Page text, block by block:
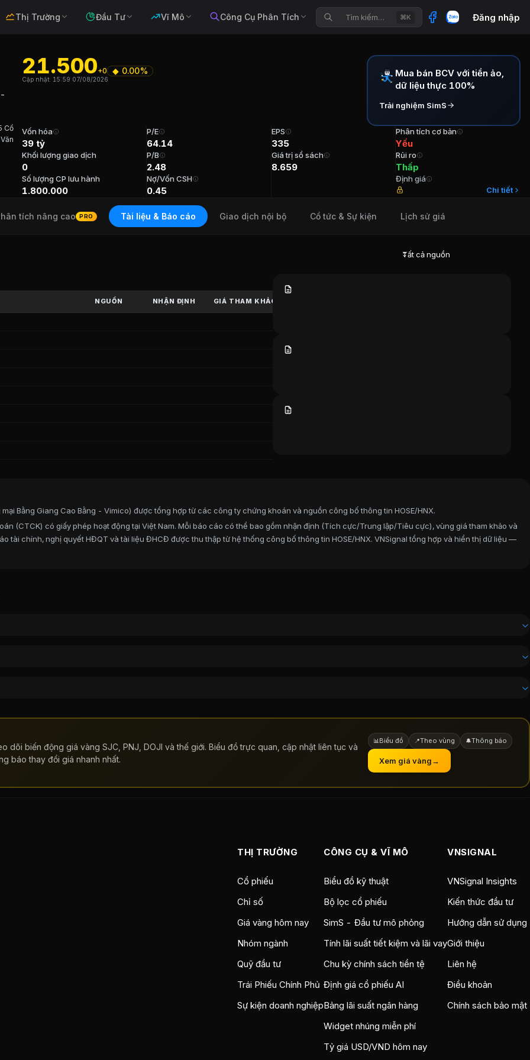
Thị Trường Đầu Tư Vĩ Mô Công Cụ Phân Tích Tìm kiếm… ⌘K Đăng nhập
Thương mại Bằng Giang Cao Bằng - Vimico
. Sàn:UPCOM
mại Bằng Giang Cao Bằng - Vimico
Viên Tuổi 45 Cổ phần 323,500 (17.97%) Năm bắt đầu 2020 TVHĐQT Ông Vương Văn Hường Tuổi 58 Cổ
mại Bằng Giang Cao Bằng - Vimico
: 51,31%
Cổ
21.500+0 ◆ 0.00%
Cập nhật: 15:59 07/08/2026
Mua bán BCV với tiền ảo,
dữ liệu thực 100%
Trải nghiệm SimS
Vốn hóa
39 tỷ
Khối lượng giao dịch
0
Số lượng CP lưu hành
1.800.000
P/E
64.14
P/B
2.48
Nợ/Vốn CSH
0.45
EPS
335
Giá trị sổ sách
8.659
Phân tích cơ bản
Yếu
Rủi ro
Thấp
Định giá
Chi tiết
tích nâng cao PRO Tài liệu & Báo cáo Giao dịch nội bộ Cổ tức & Sự kiện Lịch sử giá
Du lịch và Thương mại Bằng Giang Cao Bằng - Vimico) trên sàn UPCOM
NGUỒN NHẬN ĐỊNH GIÁ THAM KHẢO
Bằng Giang Cao Bằng - Vimico) được tổng hợp từ các công ty chứng khoán và nguồn công bố thông tin HOSE/HNX.
(CTCK) có giấy phép hoạt động tại Việt Nam. Mỗi báo cáo có thể bao gồm nhận định (Tích cực/Trung lập/Tiêu cực), vùng giá tham khảo và
tài chính, nghị quyết HĐQT và tài liệu ĐHCĐ được thu thập từ hệ thống công bố thông tin HOSE/HNX. VNSignal tổng hợp và hiển thị dữ liệu —
dõi biến động giá vàng SJC, PNJ, DOJI và thế giới. Biểu đồ trực quan, cập nhật liên tục và
báo thay đổi giá nhanh nhất.
📊 Biểu đồ 📍Theo vùng 🔔Thông báo
Xem giá vàng→
THỊ TRƯỜNG
Cổ phiếu
Chỉ số
Giá vàng hôm nay
Nhóm ngành
Quỹ đầu tư
Trái Phiếu Chính Phủ
Sự kiện doanh nghiệp
CÔNG CỤ & VĨ MÔ
Biểu đồ kỹ thuật
Bộ lọc cổ phiếu
SimS - Đầu tư mô phỏng
Tính lãi suất tiết kiệm và lãi vay
Chu kỳ chính sách tiền tệ
Định giá cổ phiếu AI
Bảng lãi suất ngân hàng
Widget nhúng miễn phí
Tỷ giá USD/VND hôm nay
VNSIGNAL
VNSignal Insights
Kiến thức đầu tư
Hướng dẫn sử dụng
Giới thiệu
Liên hệ
Điều khoản
Chính sách bảo mật